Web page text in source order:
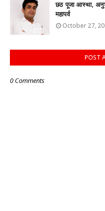
छठ पूजा आस्था,
महापर्व
October 27,
POST
0 Comments